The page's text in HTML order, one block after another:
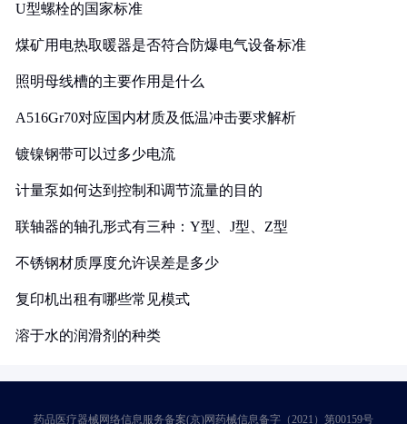
U型螺栓的国家标准
煤矿用电热取暖器是否符合防爆电气设备标准
照明母线槽的主要作用是什么
A516Gr70对应国内材质及低温冲击要求解析
镀镍钢带可以过多少电流
计量泵如何达到控制和调节流量的目的
联轴器的轴孔形式有三种：Y型、J型、Z型
不锈钢材质厚度允许误差是多少
复印机出租有哪些常见模式
溶于水的润滑剂的种类
药品医疗器械网络信息服务备案(京)网药械信息备字（2021）第00159号